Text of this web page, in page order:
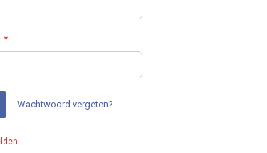
Wachtwoord vergeten?